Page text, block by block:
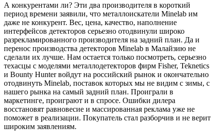
А конкурентами ли? Эти два производителя в короткий
период времени заявили, что металлоискатели Minelab им
даже не конкурент. Вес, цена, качество, наполнение
интерфейсов детекторов серьезно отодвинули широко
разрекламированного производителя на задний план. Да и
перенос производства детекторов Minelab в Малайзию не
сделали их лучше. Нам остается только посмотреть, серьезно
техасцы с моделями металлодетекторов фирм Fisher, Teknetics
и Bounty Hunter войдут на российский рынок и окончательно
отодвинуть Minelab, поставок которых мы не видим с зимы, с
нашего рынка на самый задний план. Проиграли в
маркетинге, проиграют и в спросе. Ошибки дилера
восстановят равновесие и массированная реклама уже не
поможет в реализации. Покупатель стал разборчив и не верит
широким заявлениям.